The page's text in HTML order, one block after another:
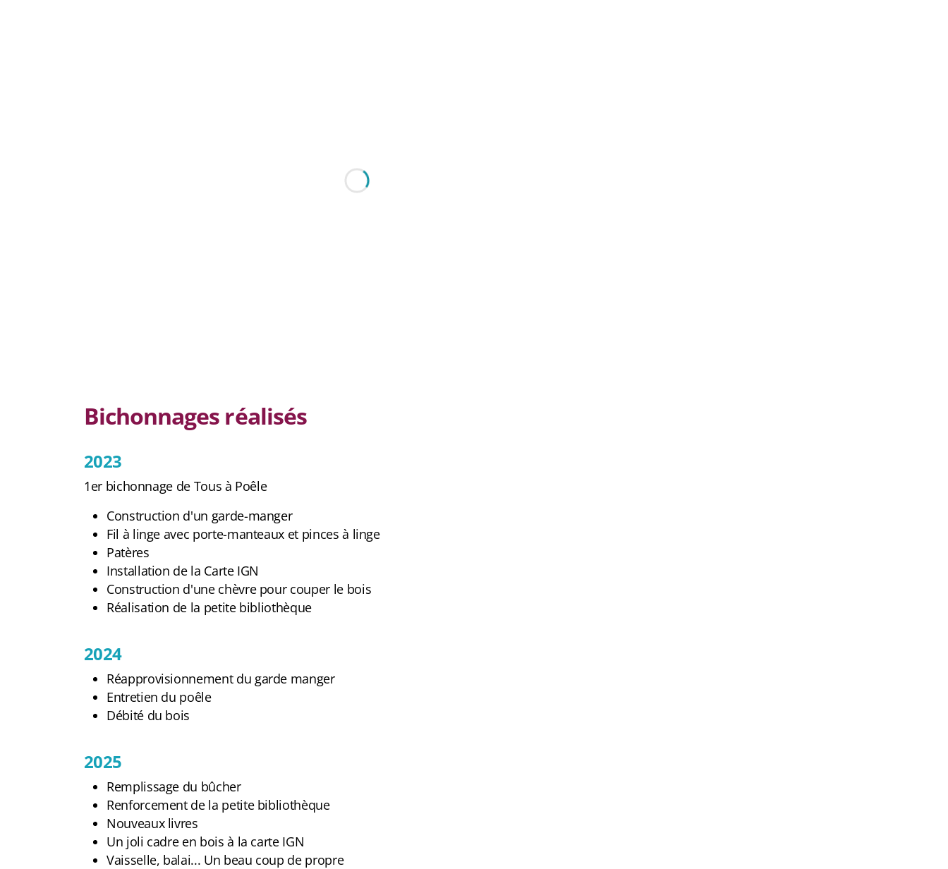
Bichonnages réalisés
2023
1er bichonnage de Tous à Poêle
Construction d'un garde-manger
Fil à linge avec porte-manteaux et pinces à linge
Patères
Installation de la Carte IGN
Construction d'une chèvre pour couper le bois
Réalisation de la petite bibliothèque
2024
Réapprovisionnement du garde manger
Entretien du poêle
Débité du bois
2025
Remplissage du bûcher
Renforcement de la petite bibliothèque
Nouveaux livres
Un joli cadre en bois à la carte IGN
Vaisselle, balai... Un beau coup de propre